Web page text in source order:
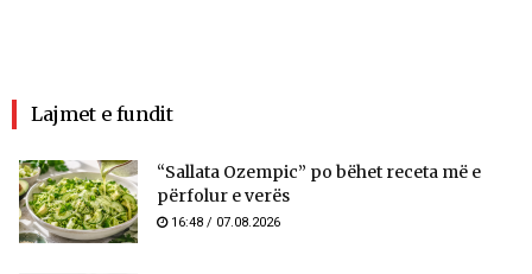
Lajmet e fundit
“Sallata Ozempic” po bëhet receta më e
përfolur e verës
16:48 / 07.08.2026